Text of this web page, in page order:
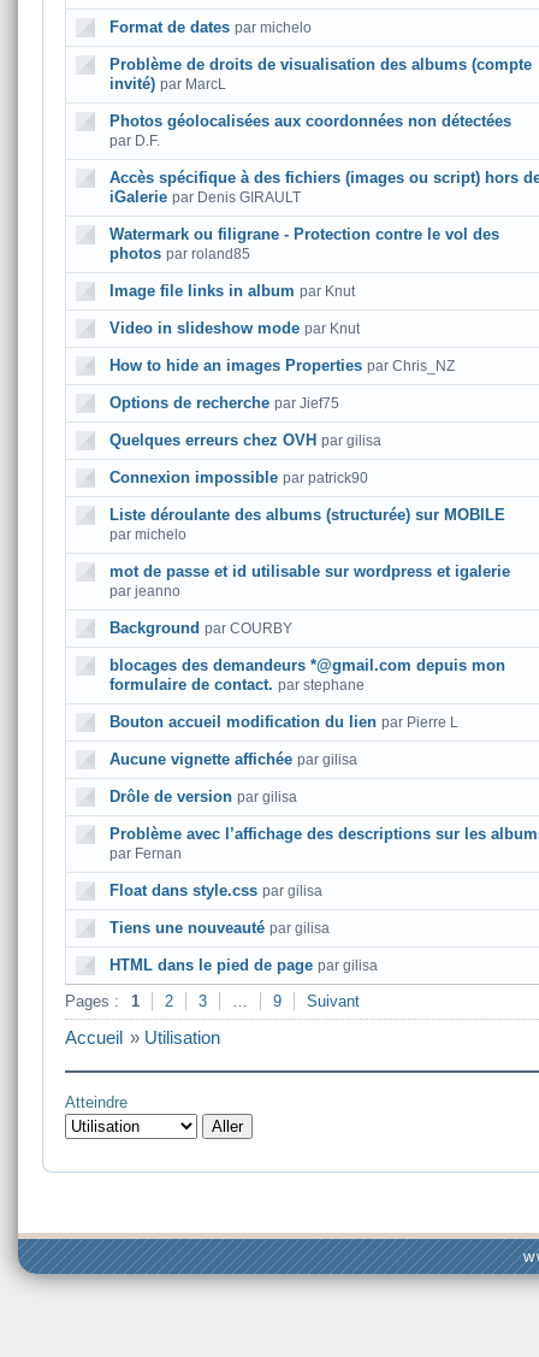
Format de dates par michelo
Problème de droits de visualisation des albums (compte
invité) par MarcL
Photos géolocalisées aux coordonnées non détectées
par D.F.
Accès spécifique à des fichiers (images ou script) hors
iGalerie par Denis GIRAULT
Watermark ou filigrane - Protection contre le vol des
photos par roland85
Image file links in album par Knut
Video in slideshow mode par Knut
How to hide an images Properties par Chris_NZ
Options de recherche par Jief75
Quelques erreurs chez OVH par gilisa
Connexion impossible par patrick90
Liste déroulante des albums (structurée) sur MOBILE
par michelo
mot de passe et id utilisable sur wordpress et igalerie
par jeanno
Background par COURBY
blocages des demandeurs *@gmail.com depuis mon
formulaire de contact. par stephane
Bouton accueil modification du lien par Pierre L
Aucune vignette affichée par gilisa
Drôle de version par gilisa
Problème avec l’affichage des descriptions sur les
par Fernan
Float dans style.css par gilisa
Tiens une nouveauté par gilisa
HTML dans le pied de page par gilisa
Pages : 1 2 3 … 9 Suivant
Accueil » Utilisation
Atteindre